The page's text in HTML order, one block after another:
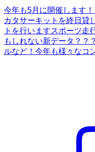
今年も5月に開催します
カタサーキットを終日貸
トを行いますスポーツ走
もしれない新データ？？
ルなど！今年も様々なコ